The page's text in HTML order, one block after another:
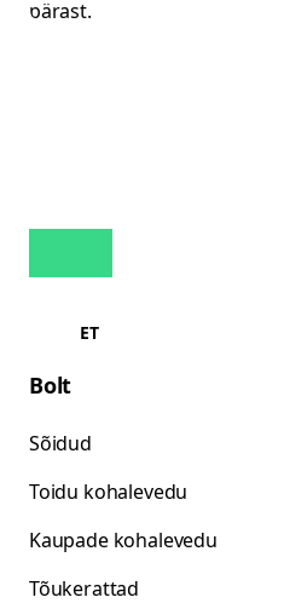
ET
Bolt
Sõidud
Toidu kohalevedu
Kaupade kohalevedu
Tõukerattad